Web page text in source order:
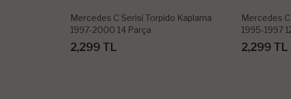
Mercedes C Serisi Torpido Kaplama
1997-2000 14 Parça
2,299 TL
Mercedes
1995-1997
2,299 TL